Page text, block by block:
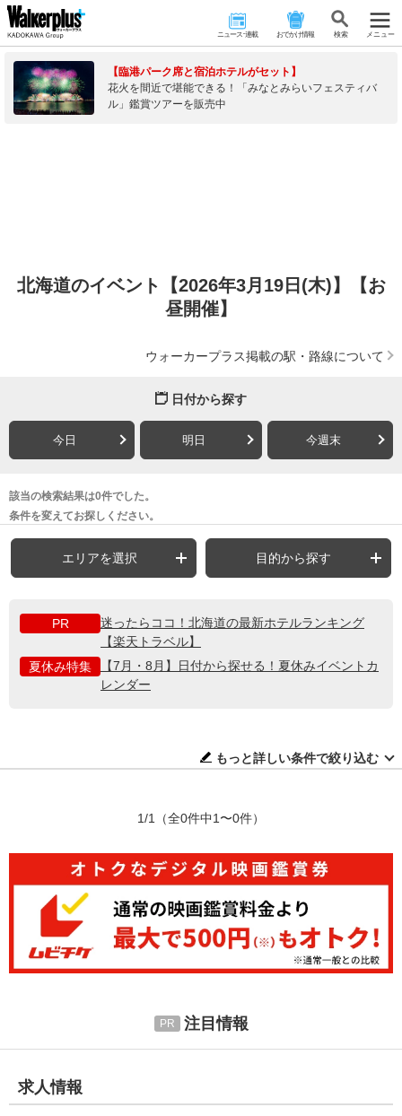
ニュース･連載 おでかけ情報 検 索 メニュー
【臨港パーク席と宿泊ホテルがセット】
花火を間近で堪能できる！「みなとみらいフェスティバ
ル」鑑賞ツアーを販売中
北海道のイベント【2026年3月19日(木)】【お
昼開催】
ウォーカープラス掲載の駅・路線について
日付から探す
今日 明日 今週末
該当の検索結果は0件でした。
条件を変えてお探しください。
エリアを選択 目的から探す
PR
迷ったらココ！北海道の最新ホテルランキング
【楽天トラベル】
夏休み特集
【7月・8月】日付から探せる！夏休みイベントカ
レンダー
もっと詳しい条件で絞り込む
1/1 （全0件中1〜0件）
注目情報
求人情報